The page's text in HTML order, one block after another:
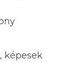
képesek